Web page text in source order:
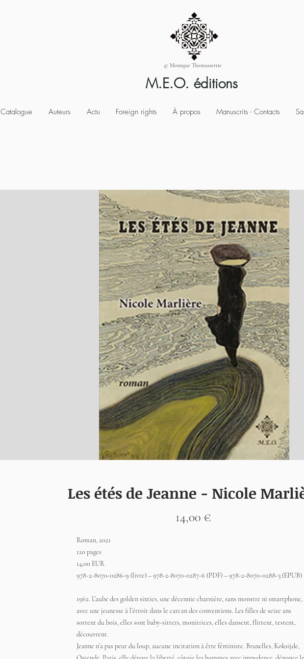
© Monique Thomassettie
M.E.O. éditions
Catalogue Auteurs Actu Foreign rights Á propos Manuscrits - Contacts
Les étés de Jeanne - Nicole
14,00 €Prix
Roman, 2021
120 pages
14,00 EUR
978-2-8070-0286-9 (livre) – 978-2-8070-0287-6 (PDF) – 978-2-8070-0288-3 (EPUB)
1962. L’aube des golden sixties, une décennie charnière, sans monstre ni smartphone,
avec une jeunesse à l’étroit dans le carcan des conventions. Les filles de seize ans
sortent du bois, elles sont baby-sitters, monitrices, elles dansent, flirtent, testent,
découvrent.
Jeanne n’a pas peur du loup, aucune incitation à être féministe. Bruxelles, Koksijde,